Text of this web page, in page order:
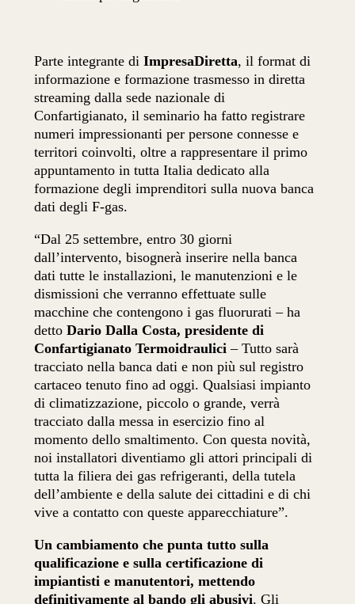
Parte integrante diImpresaDiretta, il format di
informazione e formazione trasmesso in diretta
streaming dalla sede nazionale di
Confartigianato, il seminario ha fatto registrare
numeri impressionanti per persone connesse e
territori coinvolti, oltre a rappresentare il primo
appuntamento in tutta Italia dedicato alla
formazione degli imprenditori sulla nuova banca
dati degli F-gas.
“Dal 25 settembre, entro 30 giorni
dall’intervento, bisognerà inserire nella banca
dati tutte le installazioni, le manutenzioni e le
dismissioni che verranno effettuate sulle
macchine che contengono i gas fluorurati – ha
dettoDario Dalla Costa, presidente di
Confartigianato Termoidraulici – Tutto sarà
tracciato nella banca dati e non più sul registro
cartaceo tenuto fino ad oggi. Qualsiasi impianto
di climatizzazione, piccolo o grande, verrà
tracciato dalla messa in esercizio fino al
momento dello smaltimento. Con questa novità,
noi installatori diventiamo gli attori principali di
tutta la filiera dei gas refrigeranti, della tutela
dell’ambiente e della salute dei cittadini e di chi
vive a contatto con queste apparecchiature”.
Un cambiamento che punta tutto sulla
qualificazione e sulla certificazione di
impiantisti e manutentori, mettendo
definitivamente al bando gli abusivi. Gli